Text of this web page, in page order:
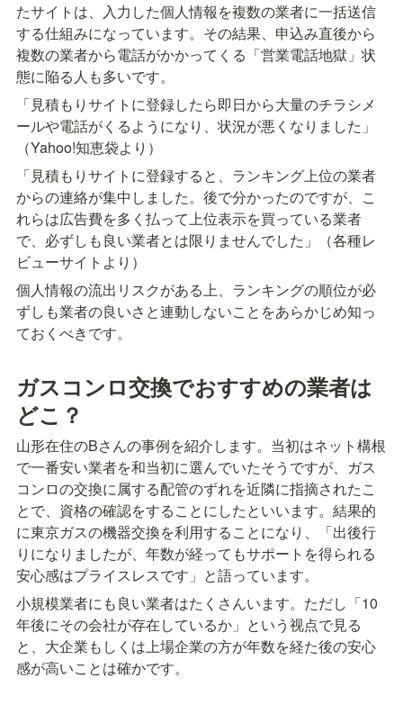
たサイトは、入力した個人情報を複数の業者に一括送信
する仕組みになっています。その結果、申込み直後から
複数の業者から電話がかかってくる「営業電話地獄」状
態に陥る人も多いです。
「見積もりサイトに登録したら即日から大量のチラシメ
ールや電話がくるようになり、状況が悪くなりました」
（Yahoo!知恵袋より）
「見積もりサイトに登録すると、ランキング上位の業者
からの連絡が集中しました。後で分かったのですが、こ
れらは広告費を多く払って上位表示を買っている業者
で、必ずしも良い業者とは限りませんでした」（各種レ
ビューサイトより）
個人情報の流出リスクがある上、ランキングの順位が必
ずしも業者の良いさと連動しないことをあらかじめ知っ
ておくべきです。
ガスコンロ交換でおすすめの業者は
どこ？
山形在住のBさんの事例を紹介します。当初はネット構根
で一番安い業者を和当初に選んでいたそうですが、ガス
コンロの交換に属する配管のずれを近隣に指摘されたこ
とで、資格の確認をすることにしたといいます。結果的
に東京ガスの機器交換を利用することになり、「出後行
りになりましたが、年数が経ってもサポートを得られる
安心感はプライスレスです」と語っています。
小規模業者にも良い業者はたくさんいます。ただし「10
年後にその会社が存在しているか」という视点で見る
と、大企業もしくは上場企業の方が年数を経た後の安心
感が高いことは確かです。